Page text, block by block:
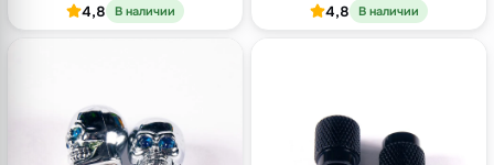
4,8 В наличии 4,8 В наличии